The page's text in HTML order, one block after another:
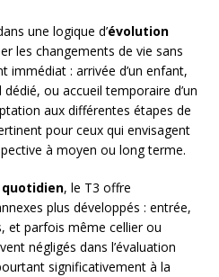
une logique d’évolution
les changements de vie sans
immédiat : arrivée d’un enfant,
ou accueil temporaire d’un
aux différentes étapes de
pour ceux qui envisagent
à moyen ou long terme.
, le T3 offre
plus développés : entrée,
et parfois même cellier ou
négligés dans l’évaluation
significativement à la